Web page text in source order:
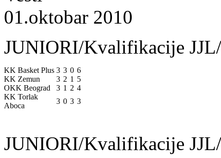
01.oktobar 2010
JUNIORI/Kvalifikacije
KK Basket Plus 3 3 0 6
KK Zemun
3 2 1 5
OKK Beograd
3 1 2 4
KK Torlak
Aboca
3 0 3 3
JUNIORI/Kvalifikacije